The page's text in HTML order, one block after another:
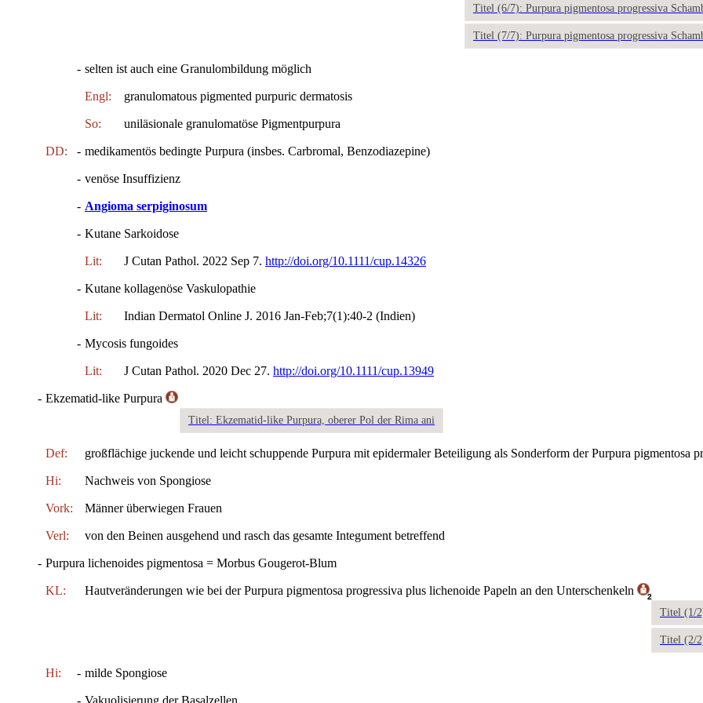
Titel (6/7): Purpura pigmentosa progressiva
Titel (7/7): Purpura pigmentosa progressiva
- selten ist auch eine Granulombildung möglich
Engl: granulomatous pigmented purpuric dermatosis
So: uniläsionale granulomatöse Pigmentpurpura
DD: - medikamentös bedingte Purpura (insbes. Carbromal, Benzodiazepine)
- venöse Insuffizienz
- Angioma serpiginosum
- Kutane Sarkoidose
Lit: J Cutan Pathol. 2022 Sep 7. http://doi.org/10.1111/cup.14326
- Kutane kollagenöse Vaskulopathie
Lit: Indian Dermatol Online J. 2016 Jan-Feb;7(1):40-2 (Indien)
- Mycosis fungoides
Lit: J Cutan Pathol. 2020 Dec 27. http://doi.org/10.1111/cup.13949
- Ekzematid-like Purpura
Titel: Ekzematid-like Purpura, oberer Pol der Rima ani
Def: großflächige juckende und leicht schuppende Purpura mit epidermaler Beteiligung als Sonderform der Purpura pigmentosa
Hi: Nachweis von Spongiose
Vork: Männer überwiegen Frauen
Verl: von den Beinen ausgehend und rasch das gesamte Integument betreffend
- Purpura lichenoides pigmentosa = Morbus Gougerot-Blum
KL: Hautveränderungen wie bei der Purpura pigmentosa progressiva plus lichenoide Papeln an den Unterschenkeln 2
Titel (1/
Titel (2/
Hi: - milde Spongiose
- Vakuolisierung der Basalzellen